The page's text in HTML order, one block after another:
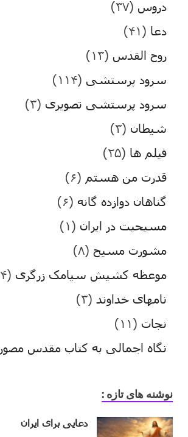
دروس (۳۷)
دعا (۴۱)
روح القدس (۱۳)
سرود پرستشی (۱۱۴)
سرود پرستشی تصویری (۳)
شیطان (۳)
فیلم ها (۲۵)
قدرت من هستم (۶)
گناهان دوازده گانه (۶)
مسیحیت در ایران (۱)
مشورت مسیح (۸)
موعظه کشیش سیامک زرگری (۱۴)
نامهای خداوند (۳)
نجات (۱۱)
نگاه اجمالی به کتاب مقدس مصور
نوشنه های تازه :
دعایی برای ایران